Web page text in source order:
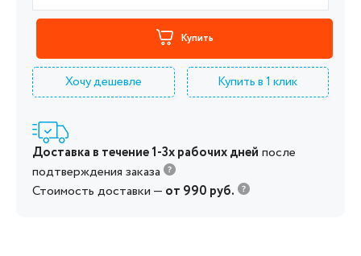
Купить
Хочу дешевле Купить в 1 клик
Доставка в течение 1-3х рабочих дней после
подтверждения заказа
Стоимость доставки — от 990 руб.